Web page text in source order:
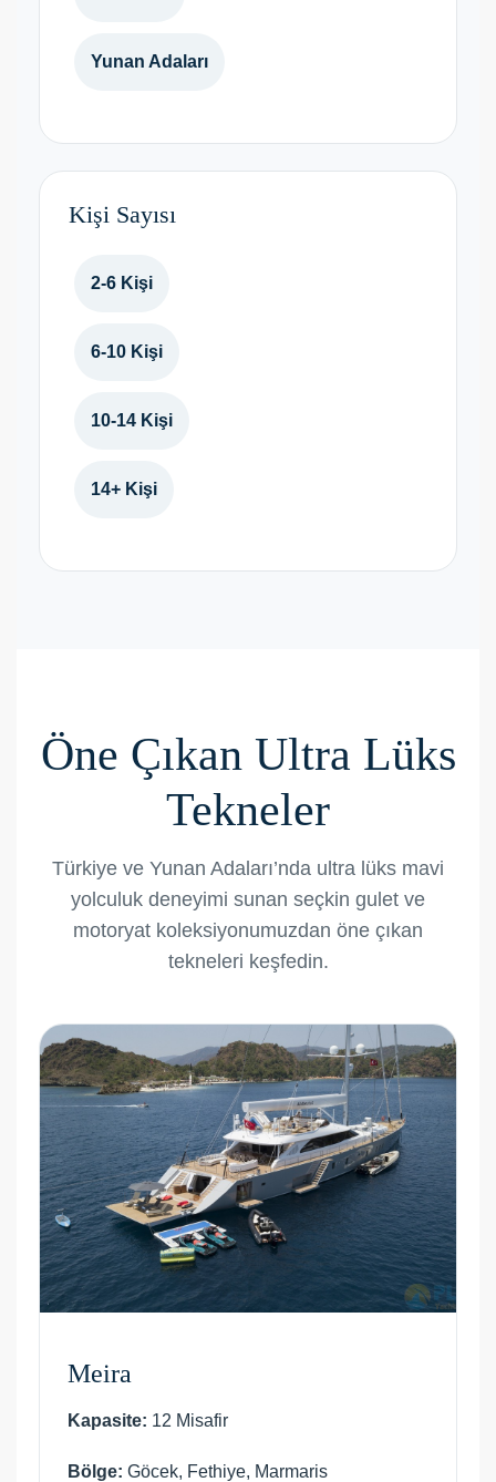
Yunan Adaları
Kişi Sayısı
2-6 Kişi
6-10 Kişi
10-14 Kişi
14+ Kişi
Öne Çıkan Ultra Lüks
Tekneler
Türkiye ve Yunan Adaları’nda ultra lüks mavi
yolculuk deneyimi sunan seçkin gulet ve
motoryat koleksiyonumuzdan öne çıkan
tekneleri keşfedin.
Meira
Kapasite: 12 Misafir
Bölge: Göcek, Fethiye, Marmaris